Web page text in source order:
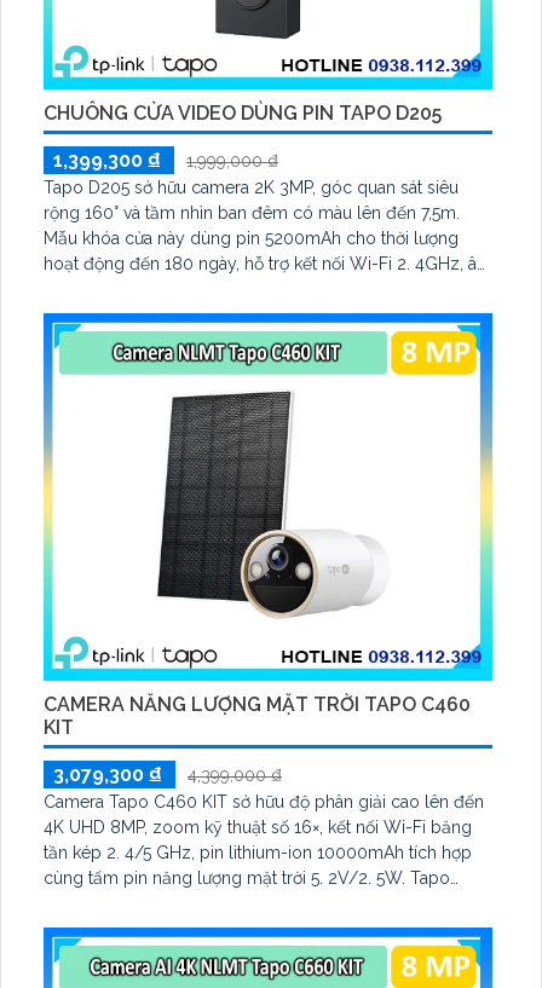
CHUÔNG CỬA VIDEO DÙNG PIN TAPO D205
1,399,300 ₫
1,999,000 ₫
Tapo D205 sở hữu camera 2K 3MP, góc quan sát siêu
rộng 160° và tầm nhìn ban đêm có màu lên đến 7,5m.
Mẫu khóa cửa này dùng pin 5200mAh cho thời lượng
hoạt động đến 180 ngày, hỗ trợ kết nối Wi-Fi 2. 4GHz, âm
CAMERA NĂNG LƯỢNG MẶT TRỜI TAPO C460
KIT
3,079,300 ₫
4,399,000 ₫
Camera Tapo C460 KIT sở hữu độ phân giải cao lên đến
4K UHD 8MP, zoom kỹ thuật số 16×, kết nối Wi-Fi băng
tần kép 2. 4/5 GHz, pin lithium-ion 10000mAh tích hợp
cùng tấm pin năng lượng mặt trời 5. 2V/2. 5W. Tapo
biến Starlight, tầm nhìn lên đến 15 m